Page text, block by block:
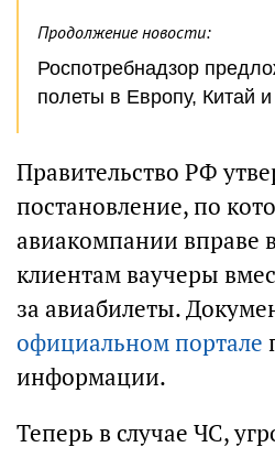
Продолжение новости:
Роспотребнадзор
полеты в Европу, Китай
Правительство РФ
постановление, по
авиакомпании вправе
клиентам ваучеры
за авиабилеты.
официальном портале
информации.
Теперь в случае ЧС,